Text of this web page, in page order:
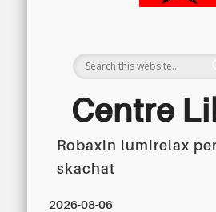
Centre
Centre régional du Libre Examen
Robaxin lumirelax
skachat
2026-08-06